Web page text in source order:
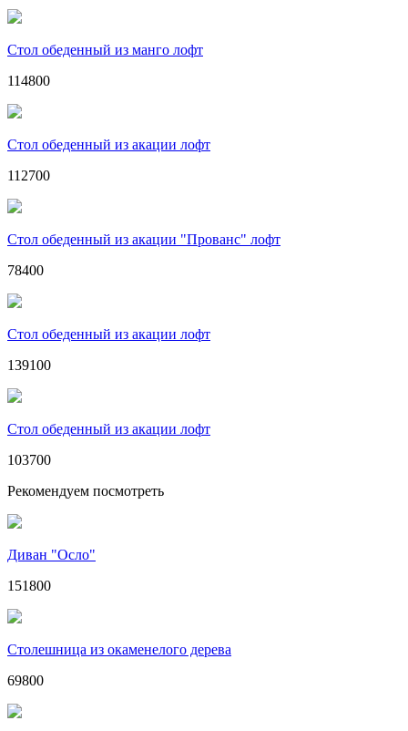
Стол обеденный из манго лофт
114800
Стол обеденный из акации лофт
112700
Стол обеденный из акации "Прованс" лофт
78400
Стол обеденный из акации лофт
139100
Стол обеденный из акации лофт
103700
Рекомендуем посмотреть
Диван "Осло"
151800
Столешница из окаменелого дерева
69800